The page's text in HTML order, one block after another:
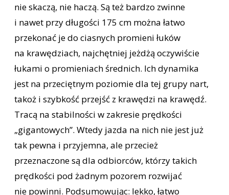
nie skaczą, nie haczą. Są też bardzo zwinne
i nawet przy długości 175 cm można łatwo
przekonać je do ciasnych promieni łuków
na krawędziach, najchętniej jeżdżą oczywiście
łukami o promieniach średnich. Ich dynamika
jest na przeciętnym poziomie dla tej grupy nart,
takoż i szybkość przejść z krawędzi na krawędź.
Tracą na stabilności w zakresie prędkości
„gigantowych”. Wtedy jazda na nich nie jest już
tak pewna i przyjemna, ale przecież
przeznaczone są dla odbiorców, którzy takich
prędkości pod żadnym pozorem rozwijać
nie powinni. Podsumowując: lekko, łatwo